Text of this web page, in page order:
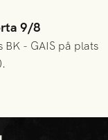
9/8
BK - GAIS på plats